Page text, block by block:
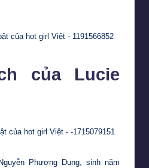
của Lucie
Phương Dung, sinh năm